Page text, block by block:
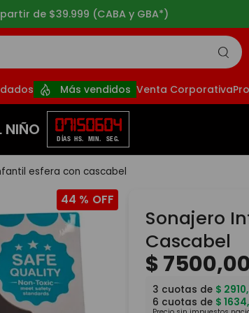
de $39.999 (CABA y GBA*)
Más vendidos Venta Corporativa
NIÑO 07
DÍAS
15
HS.
06
MIN.
03
SEG.
esfera con cascabel
44 %
Sonajero
Cascabel
$7500,
3 cuotas de $ 2910,
6 cuotas de $ 1634,